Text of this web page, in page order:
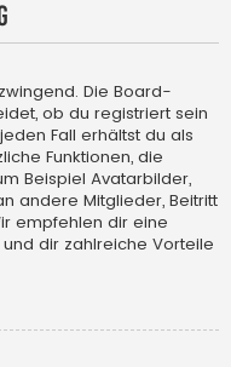
Die Board-
ob du registriert sein
Fall erhältst du als
Funktionen, die
Beispiel Avatarbilder,
andere Mitglieder, Beitritt
empfehlen dir eine
dir zahlreiche Vorteile